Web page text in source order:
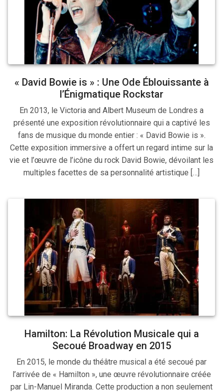
« David Bowie is » : Une Ode Éblouissante à
l’Énigmatique Rockstar
En 2013, le Victoria and Albert Museum de Londres a
présenté une exposition révolutionnaire qui a captivé les
fans de musique du monde entier : « David Bowie is ».
Cette exposition immersive a offert un regard intime sur la
vie et l’œuvre de l’icône du rock David Bowie, dévoilant les
multiples facettes de sa personnalité artistique […]
Hamilton: La Révolution Musicale qui a
Secoué Broadway en 2015
En 2015, le monde du théâtre musical a été secoué par
l’arrivée de « Hamilton », une œuvre révolutionnaire créée
par Lin-Manuel Miranda. Cette production a non seulement